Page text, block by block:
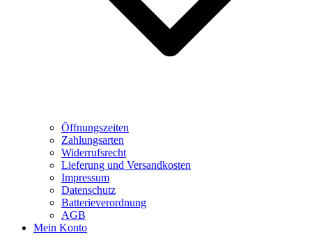
Öffnungszeiten
Zahlungsarten
Widerrufsrecht
Lieferung und Versandkosten
Impressum
Datenschutz
Batterieverordnung
AGB
Mein Konto